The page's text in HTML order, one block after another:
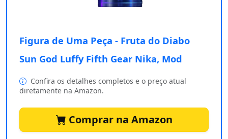
Figura de Uma Peça - Fruta do Diabo
Sun God Luffy Fifth Gear Nika, Mod
Confira os detalhes completos e o preço atual
diretamente na Amazon.
Comprar na Amazon